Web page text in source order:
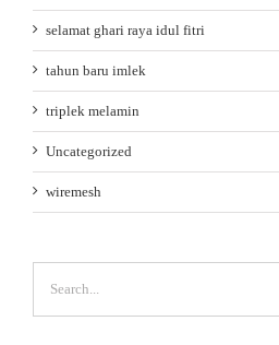
selamat ghari raya idul fitri
tahun baru imlek
triplek melamin
Uncategorized
wiremesh
for: